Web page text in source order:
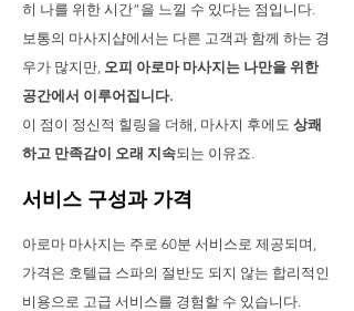
히 나를 위한 시간”을 느낄 수 있다는 점입니다.
보통의 마사지샵에서는 다른 고객과 함께 하는 경
우가 많지만, 오피 아로마 마사지는 나만을 위한
공간에서 이루어집니다.
이 점이 정신적 힐링을 더해, 마사지 후에도 상쾌
하고 만족감이 오래 지속되는 이유죠.
서비스 구성과 가격
아로마 마사지는 주로 60분 서비스로 제공되며,
가격은 호텔급 스파의 절반도 되지 않는 합리적인
비용으로 고급 서비스를 경험할 수 있습니다.